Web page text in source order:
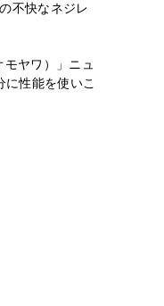
不快なネジレ
ヤワ）」ニュ
性能を使いこ